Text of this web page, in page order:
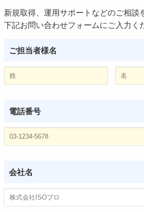
新規取得、運用サポートなどのご相談
下記お問い合わせフォームにご入力く
ご担当者様名
電話番号
会社名